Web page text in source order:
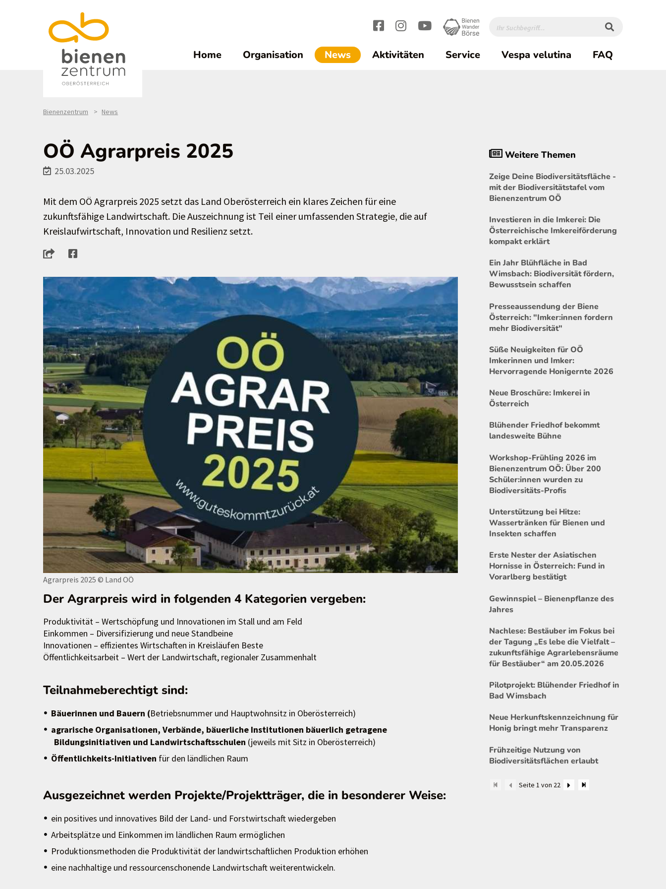
Home Organisation News(current)1
Aktivitäten Service Vespa velutina FAQ
Bienenzentrum News
OÖ Agrarpreis 2025
25.03.2025
Mit dem OÖ Agrarpreis 2025 setzt das Land Oberösterreich ein klares Zeichen für eine
zukunftsfähige Landwirtschaft. Die Auszeichnung ist Teil einer umfassenden Strategie, die auf
Kreislaufwirtschaft, Innovation und Resilienz setzt.
Agrarpreis 2025 © Land OÖ
Der Agrarpreis wird in folgenden 4 Kategorien vergeben:
Produktivität – Wertschöpfung und Innovationen im Stall und am Feld
Einkommen – Diversifizierung und neue Standbeine
Innovationen – effizientes Wirtschaften in Kreisläufen Beste
Öffentlichkeitsarbeit – Wert der Landwirtschaft, regionaler Zusammenhalt
Teilnahmeberechtigt sind:
Bäuerinnen und Bauern (Betriebsnummer und Hauptwohnsitz in Oberösterreich)
agrarische Organisationen, Verbände, bäuerliche Institutionen bäuerlich getragene
Bildungsinitiativen und Landwirtschaftsschulen (jeweils mit Sitz in Oberösterreich)
Öffentlichkeits-Initiativen für den ländlichen Raum
Ausgezeichnet werden Projekte/Projektträger, die in besonderer Weise:
ein positives und innovatives Bild der Land- und Forstwirtschaft wiedergeben
Arbeitsplätze und Einkommen im ländlichen Raum ermöglichen
Produktionsmethoden die Produktivität der landwirtschaftlichen Produktion erhöhen
eine nachhaltige und ressourcenschonende Landwirtschaft weiterentwickeln.
Weitere Themen
Zeige Deine Biodiversitätsfläche -
mit der Biodiversitätstafel vom
Bienenzentrum OÖ
Investieren in die Imkerei: Die
Österreichische Imkereiförderung
kompakt erklärt
Ein Jahr Blühfläche in Bad
Wimsbach: Biodiversität fördern,
Bewusstsein schaffen
Presseaussendung der Biene
Österreich: "Imker:innen fordern
mehr Biodiversität"
Süße Neuigkeiten für OÖ
Imkerinnen und Imker:
Hervorragende Honigernte 2026
Neue Broschüre: Imkerei in
Österreich
Blühender Friedhof bekommt
landesweite Bühne
Workshop-Frühling 2026 im
Bienenzentrum OÖ: Über 200
Schüler:innen wurden zu
Biodiversitäts-Profis
Unterstützung bei Hitze:
Wassertränken für Bienen und
Insekten schaffen
Erste Nester der Asiatischen
Hornisse in Österreich: Fund in
Vorarlberg bestätigt
Gewinnspiel – Bienenpflanze des
Jahres
Nachlese: Bestäuber im Fokus bei
der Tagung „Es lebe die Vielfalt –
zukunftsfähige Agrarlebensräume
für Bestäuber“ am 20.05.2026
Pilotprojekt: Blühender Friedhof in
Bad Wimsbach
Neue Herkunftskennzeichnung für
Honig bringt mehr Transparenz
Frühzeitige Nutzung von
Biodiversitätsflächen erlaubt
Seite 1 von 22